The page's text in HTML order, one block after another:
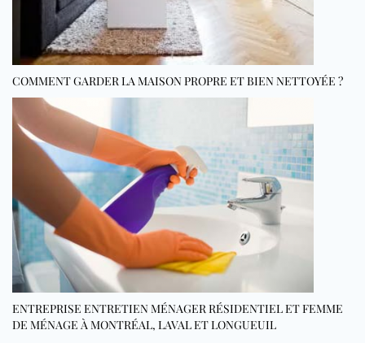
COMMENT GARDER LA MAISON PROPRE ET BIEN NETTOYÉE ?
ENTREPRISE ENTRETIEN MÉNAGER RÉSIDENTIEL ET FEMME
DE MÉNAGE À MONTRÉAL, LAVAL ET LONGUEUIL